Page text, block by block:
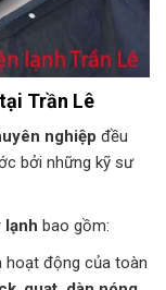
Trần Lê
nghiệp đều
bởi những kỹ sư
lạnh bao gồm:
hoạt động của toàn